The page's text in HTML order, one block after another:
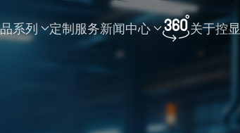
系列 定制服务新闻中心 关于控显